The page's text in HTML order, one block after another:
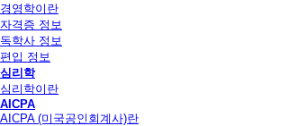
경영학이란
자격증 정보
독학사 정보
편입 정보
심리학
심리학이란
AICPA
AICPA (미국공인회계사)란